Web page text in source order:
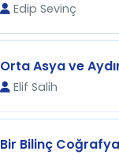
Edip Sevinç
Orta Asya ve
Elif Salih
Bir Bilinç